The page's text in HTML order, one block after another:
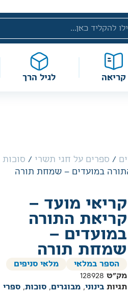
מהמחיר הקטלוגי. מחירים אלה
קריאה לגיל הרך
/ ספרים על חגי תשרי / סוכות
במועדים – שמחת תורה
קריאי מועד –
קריאת התורה
במועדים –
שמחת תורה
הספר במלאי
מלאי סניפים
מק"ט 128928
תגיות בינוני, מבוגרים, סוכות, ספרי